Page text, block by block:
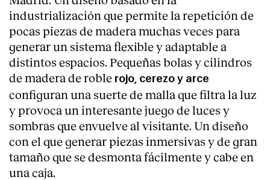
industrialización que permite la repetición de
pocas piezas de madera muchas veces para
generar un sistema flexible y adaptable a
distintos espacios. Pequeñas bolas y cilindros
de madera de roble rojo, cerezo y arce
configuran una suerte de malla que filtra la luz
y provoca un interesante juego de luces y
sombras que envuelve al visitante. Un diseño
con el que generar piezas inmersivas y de gran
tamaño que se desmonta fácilmente y cabe en
una caja.